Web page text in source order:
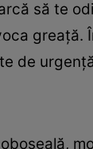
să te
greață.
de